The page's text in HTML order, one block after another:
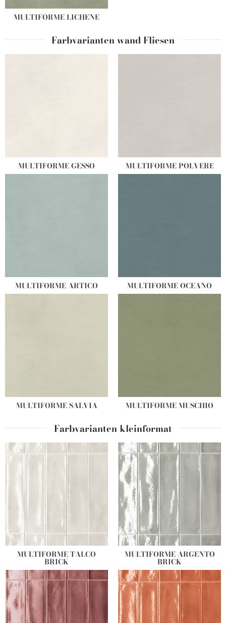
MULTIFORME LICHENE
Farbvarianten wand Fliesen
MULTIFORME GESSO MULTIFORME POLVERE
MULTIFORME ARTICO MULTIFORME OCEANO
MULTIFORME SALVIA MULTIFORME MUSCHIO
Farbvarianten kleinformat
MULTIFORME TALCO
BRICK
MULTIFORME ARGENTO
BRICK